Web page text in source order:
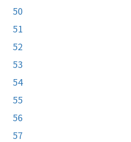
50
51
52
53
54
55
56
57